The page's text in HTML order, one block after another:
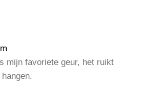
mijn favoriete geur, het ruikt